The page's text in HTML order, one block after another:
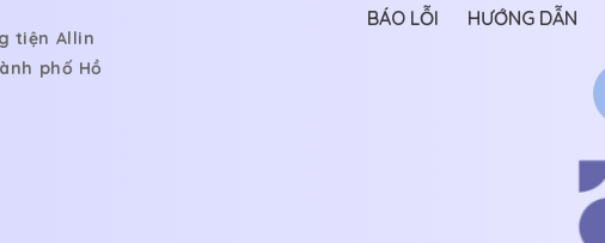
tiện Allin
phố Hồ
BÁO LỖI HƯỚNG DẪN